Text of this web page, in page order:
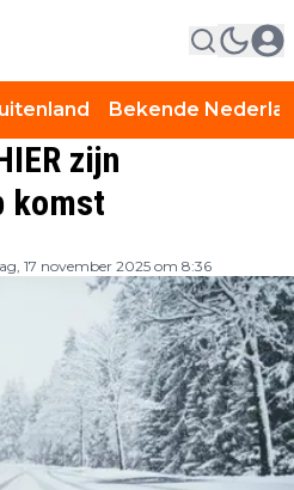
Bekende
zijn
komst
17 november 2025 om 8:36